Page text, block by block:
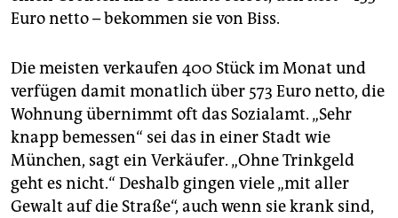
Euro netto – bekommen sie von Biss.
Die meisten verkaufen 400 Stück im Monat und
verfügen damit monatlich über 573 Euro netto, die
Wohnung übernimmt oft das Sozialamt. „Sehr
knapp bemessen“ sei das in einer Stadt wie
München, sagt ein Verkäufer. „Ohne Trinkgeld
geht es nicht.“ Deshalb gingen viele „mit aller
Gewalt auf die Straße“, auch wenn sie krank sind,